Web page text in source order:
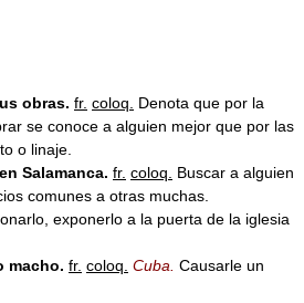
obras. fr. coloq.
Denota que por la
se conoce a alguien mejor que por las
o linaje.
Salamanca. fr. coloq.
Buscar a alguien
comunes a otras muchas.
exponerlo a la puerta de la iglesia
macho. fr. coloq. Cuba. Causarle un